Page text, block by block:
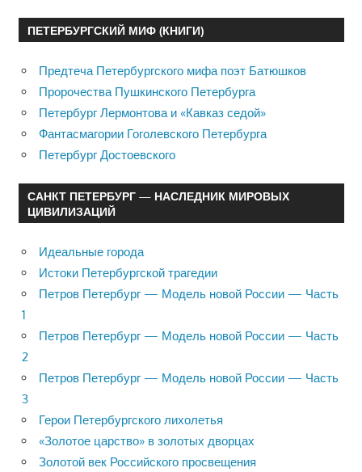
ПЕТЕРБУРГСКИЙ МИФ (КНИГИ)
Предтеча Петербургского мифа поэт Батюшков
Пророчества Пушкинского Петербурга
Петербург Лермонтова и «Кавказ седой»
Фантасмагории Гоголевского Петербурга
Петербург Достоевского
САНКТ ПЕТЕРБУРГ — НАСЛЕДНИК МИРОВЫХ
ЦИВИЛИЗАЦИЙ
Идеальные города
Истоки Петербургской трагедии
Петров Петербург — Модель новой России — Часть
1
Петров Петербург — Модель новой России — Часть
2
Петров Петербург — Модель новой России — Часть
3
Герои Петербургского лихолетья
«Золотое царство» в золотых дворцах
Золотой век Российского просвещения